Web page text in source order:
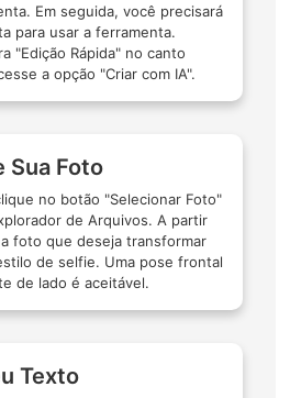
Em seguida, você precisará
para usar a ferramenta.
"Edição Rápida" no canto
a opção "Criar com IA".
Sua Foto
no botão "Selecionar Foto"
de Arquivos. A partir
foto que deseja transformar
de selfie. Uma pose frontal
de lado é aceitável.
Texto